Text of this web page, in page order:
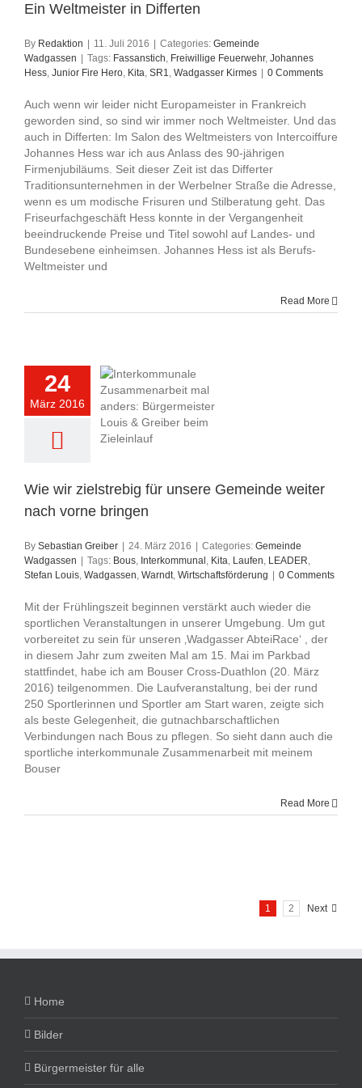
Ein Weltmeister in Differten
By Redaktion 11. Juli 2016 Categories: Gemeinde
Wadgassen
Tags: Fassanstich, Freiwillige Feuerwehr, Johannes
Hess, Junior Fire Hero, Kita, SR1, Wadgasser Kirmes 0 Comments
Auch wenn wir leider nicht Europameister in Frankreich
geworden sind, so sind wir immer noch Weltmeister. Und das
auch in Differten: Im Salon des Weltmeisters von Intercoiffure
Johannes Hess war ich aus Anlass des 90-jährigen
Firmenjubiläums. Seit dieser Zeit ist das Differter
Traditionsunternehmen in der Werbelner Straße die Adresse,
wenn es um modische Frisuren und Stilberatung geht. Das
Friseurfachgeschäft Hess konnte in der Vergangenheit
beeindruckende Preise und Titel sowohl auf Landes- und
Bundesebene einheimsen. Johannes Hess ist als Berufs-
Weltmeister und
Read More
24
März 2016
Wie wir zielstrebig für unsere Gemeinde weiter
nach vorne bringen
By Sebastian Greiber 24. März 2016 Categories: Gemeinde
Wadgassen
Tags: Bous, Interkommunal , Kita, Laufen, LEADER,
Stefan Louis, Wadgassen, Warndt, Wirtschaftsförderung 0 Comments
Mit der Frühlingszeit beginnen verstärkt auch wieder die
sportlichen Veranstaltungen in unserer Umgebung. Um gut
vorbereitet zu sein für unseren ‚Wadgasser AbteiRace‘ , der
in diesem Jahr zum zweiten Mal am 15. Mai im Parkbad
stattfindet, habe ich am Bouser Cross-Duathlon (20. März
2016) teilgenommen. Die Laufveranstaltung, bei der rund
250 Sportlerinnen und Sportler am Start waren, zeigte sich
als beste Gelegenheit, die gutnachbarschaftlichen
Verbindungen nach Bous zu pflegen. So sieht dann auch die
sportliche interkommunale Zusammenarbeit mit meinem
Bouser
Read More
1 2 Next
Home
Bilder
Bürgermeister für alle